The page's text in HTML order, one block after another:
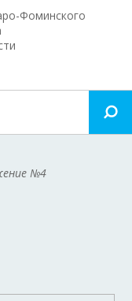
Фоминского
№4